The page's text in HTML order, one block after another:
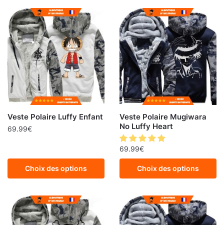
Veste Polaire Luffy Enfant
69.99€
Choix des options
Veste Polaire Mugiwara
No Luffy Heart
69.99€
Choix des options